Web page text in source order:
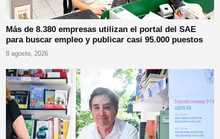
Más de 8.380 empresas utilizan el portal del SAE
para buscar empleo y publicar casi 95.000 puestos
8 agosto, 2026